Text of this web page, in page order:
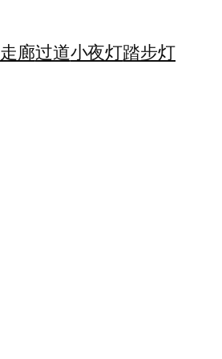
走廊过道小夜灯踏步灯